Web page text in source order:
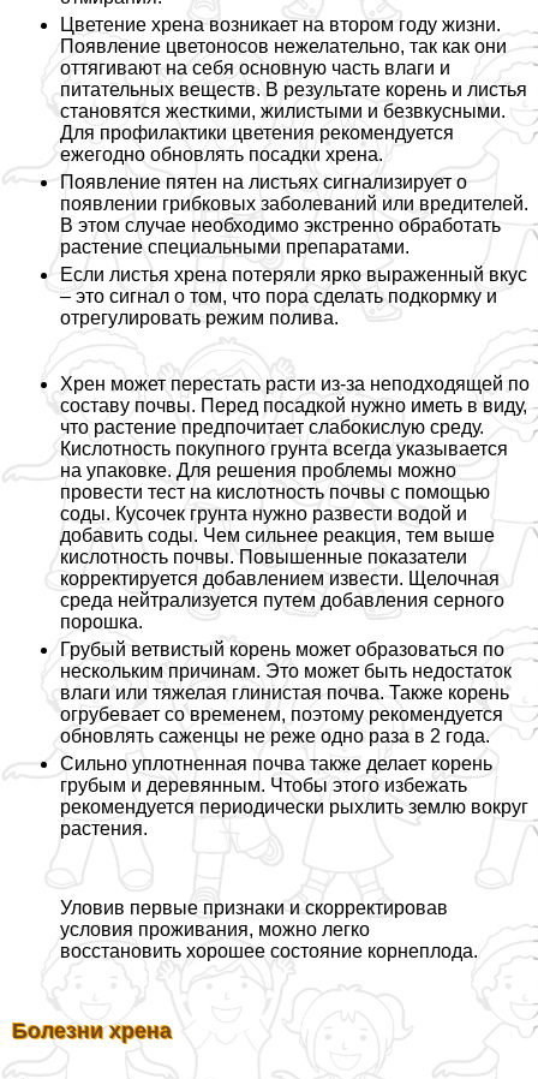
Цветение хрена возникает на втором году жизни.
Появление цветоносов нежелательно, так как они
оттягивают на себя основную часть влаги и
питательных веществ. В результате корень и листья
становятся жесткими, жилистыми и безвкусными.
Для профилактики цветения рекомендуется
ежегодно обновлять посадки хрена.
Появление пятен на листьях сигнализирует о
появлении грибковых заболеваний или вредителей.
В этом случае необходимо экстренно обработать
растение специальными препаратами.
Если листья хрена потеряли ярко выраженный вкус
– это сигнал о том, что пора сделать подкормку и
отрегулировать режим полива.
Хрен может перестать расти из-за неподходящей по
составу почвы. Перед посадкой нужно иметь в виду,
что растение предпочитает слабокислую среду.
Кислотность покупного грунта всегда указывается
на упаковке. Для решения проблемы можно
провести тест на кислотность почвы с помощью
соды. Кусочек грунта нужно развести водой и
добавить соды. Чем сильнее реакция, тем выше
кислотность почвы. Повышенные показатели
корректируется добавлением извести. Щелочная
среда нейтрализуется путем добавления серного
порошка.
Грубый ветвистый корень может образоваться по
нескольким причинам. Это может быть недостаток
влаги или тяжелая глинистая почва. Также корень
огрубевает со временем, поэтому рекомендуется
обновлять саженцы не реже одно раза в 2 года.
Сильно уплотненная почва также делает корень
грубым и деревянным. Чтобы этого избежать
рекомендуется периодически рыхлить землю вокруг
растения.
Уловив первые признаки и скорректировав
условия проживания, можно легко
восстановить хорошее состояние корнеплода.
Болезни хрена